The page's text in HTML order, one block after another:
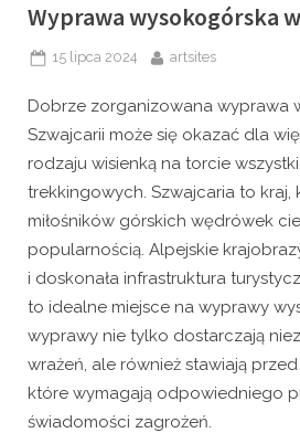
Wyprawa wysokogórska
Posted
15 lipca 2024 By
artsites
Dobrze zorganizowana wyprawa
Szwajcarii może się okazać dla
rodzaju wisienką na torcie
trekkingowych. Szwajcaria to kraj,
miłośników górskich wędrówek
popularnością. Alpejskie
i doskonała infrastruktura
to idealne miejsce na wyprawy
wyprawy nie tylko dostarczają
wrażeń, ale również stawiają
które wymagają odpowiedniego
świadomości zagrożeń.